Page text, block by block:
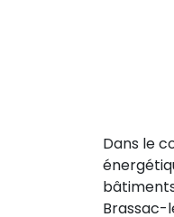
Dans le
Brassac-